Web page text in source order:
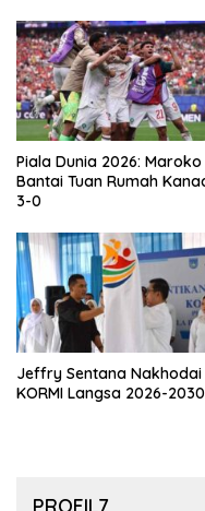
Piala Dunia 2026: Maroko
Bantai Tuan Rumah
3-0
Jeffry Sentana Nakhodai
KORMI Langsa 2026-2030